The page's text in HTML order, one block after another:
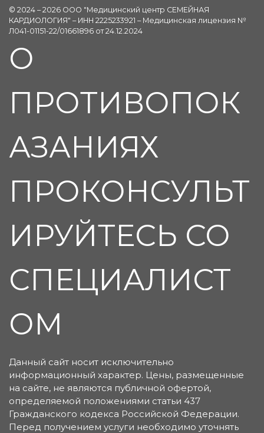
© 2024 – 2026 ООО "Медицинский центр СЕМЕЙНАЯ
КАРДИОЛОГИЯ" – ИНН 2225233921 – Медицинская лицензия №
Л041-01151-22/01661896 от 24.12.2024
О
ПРОТИВОПОК
АЗАНИЯХ
ПРОКОНСУЛЬТ
ИРУЙТЕСЬ СО
СПЕЦИАЛИСТ
ОМ
Данный сайт носит исключительно
информационный характер. Цены, размещенные
на сайте, не являются публичной офертой,
определяемой положениями статьи 437
Гражданского кодекса Российской Федерации.
Перед получением услуги необходимо уточнять